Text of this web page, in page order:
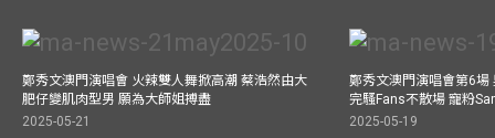
鄭秀文澳門演唱會 火辣雙人舞掀高潮 蔡浩然由大
肥仔變肌肉型男 願為大師姐搏盡
2025-05-21
鄭秀文澳門演唱會第6場
完騷Fans不散場 寵粉
2025-05-19